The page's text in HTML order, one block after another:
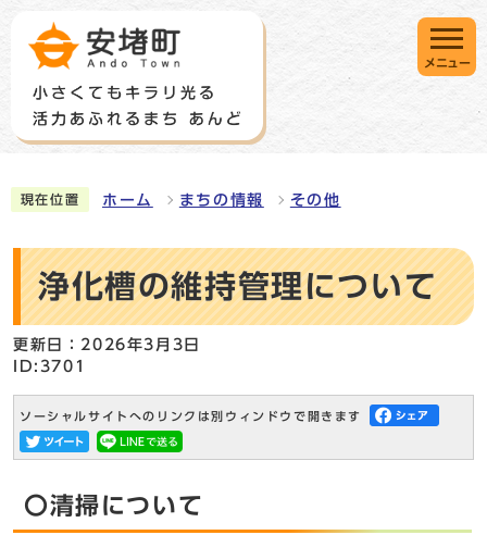
メニュー
現在位置 ホーム まちの情報 その他
浄化槽の維持管理について
更新日：2026年3月3日
ID:3701
ソーシャルサイトへのリンクは別ウィンドウで開きます
〇清掃について